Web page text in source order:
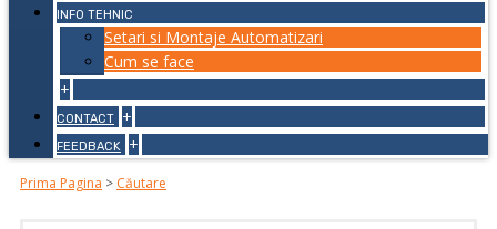
INFO TEHNIC
Setari si Montaje Automatizari
Cum se face
+
CONTACT +
FEEDBACK +
Prima Pagina > Căutare